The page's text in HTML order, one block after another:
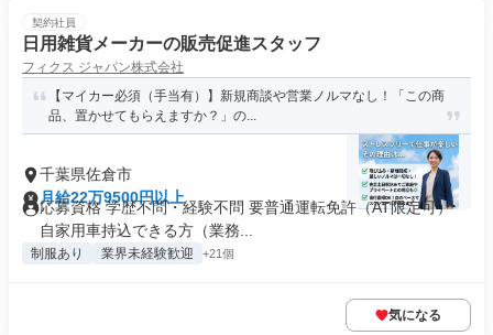
契約社員
日用雑貨メーカーの販売促進スタッフ
フィクス ジャパン株式会社
【マイカー必須（手当有）】新規商談や営業ノルマなし！「この商
品、置かせてもらえますか？」の...
千葉県佐倉市
月給22万9500円以上
応募資格 学歴不問・経験不問 要普通運転免許（AT限定可）
自家用車持込できる方（業務...
制服あり 業界未経験歓迎 +21個
気になる